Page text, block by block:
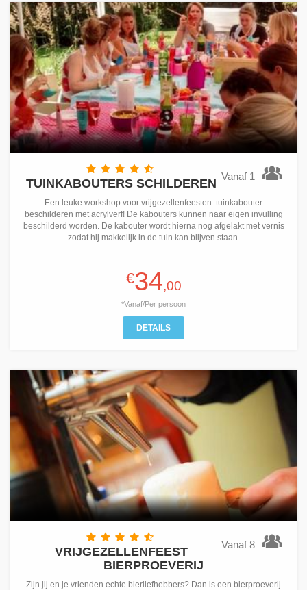
Vanaf 1
TUINKABOUTERS SCHILDEREN
Een leuke workshop voor vrijgezellenfeesten: tuinkabouter
beschilderen met acrylverf! De kabouters kunnen naar eigen invulling
beschilderd worden. De kabouter wordt hierna nog afgelakt met vernis
zodat hij makkelijk in de tuin kan blijven staan.
€34,00
*Vanaf/Per persoon
DETAILS
Vanaf 8
VRIJGEZELLENFEEST
BIERPROEVERIJ
Zijn jij en je vrienden echte bierliefhebbers? Dan is een bierproeverij